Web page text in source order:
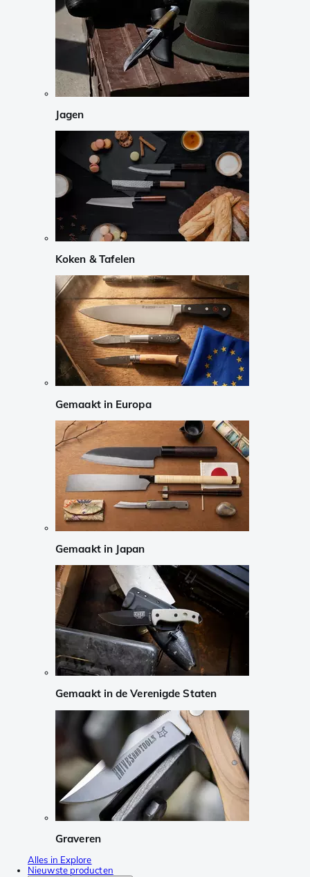
Jagen
Koken & Tafelen
Gemaakt in Europa
Gemaakt in Japan
Gemaakt in de Verenigde Staten
Graveren
Alles in Explore
Nieuwste producten